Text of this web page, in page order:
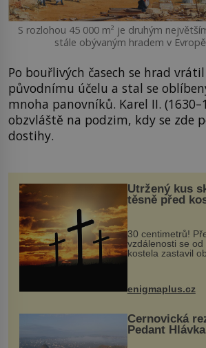
S rozlohou 45 000 m² je druhým
stále obývaným hradem v
Po bouřlivých časech se hrad
původnímu účelu a stal se
mnoha panovníků. Karel II.
obzvláště na podzim, kdy se zde
dostihy.
Utržený kus
těsně před
Ochránila ho
30 centimetrů!
vzdálenosti se od
kostela zastavil
...
enigmaplus.cz
Černovická
Pedant